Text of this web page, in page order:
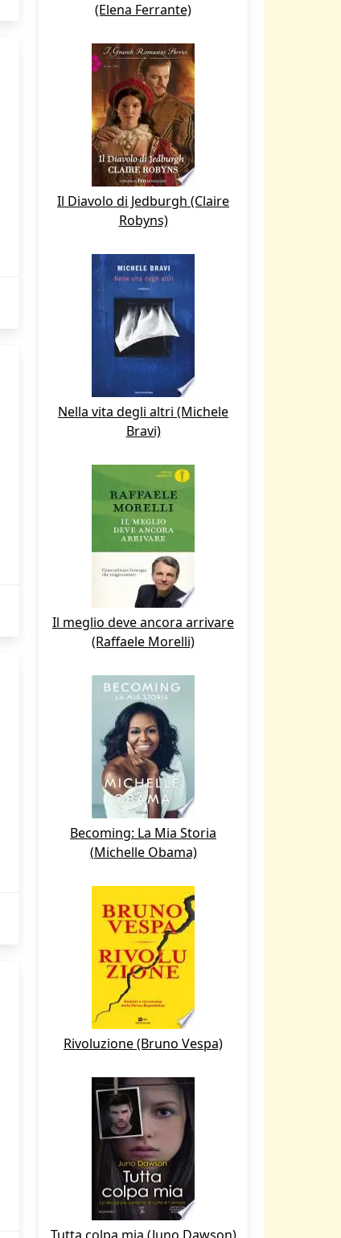
(Elena Ferrante)
Il Diavolo di Jedburgh (Claire
Robyns)
Nella vita degli altri (Michele
Bravi)
Il meglio deve ancora arrivare
(Raffaele Morelli)
Becoming: La Mia Storia
(Michelle Obama)
Rivoluzione (Bruno Vespa)